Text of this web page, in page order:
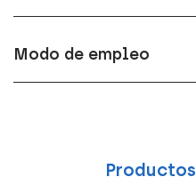
Modo de empleo